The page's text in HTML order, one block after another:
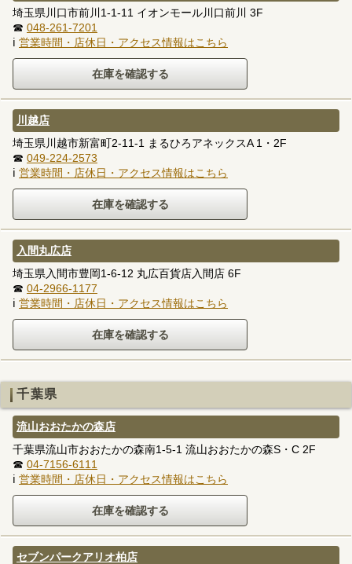
埼玉県川口市前川1-1-11 イオンモール川口前川 3F
☎ 048-261-7201
ℹ 営業時間・店休日・アクセス情報はこちら
川越店
埼玉県川越市新富町2-11-1 まるひろアネックスA 1・2F
☎ 049-224-2573
ℹ 営業時間・店休日・アクセス情報はこちら
入間丸広店
埼玉県入間市豊岡1-6-12 丸広百貨店入間店 6F
☎ 04-2966-1177
ℹ 営業時間・店休日・アクセス情報はこちら
千葉県
流山おおたかの森店
千葉県流山市おおたかの森南1-5-1 流山おおたかの森S・C 2F
☎ 04-7156-6111
ℹ 営業時間・店休日・アクセス情報はこちら
セブンパークアリオ柏店